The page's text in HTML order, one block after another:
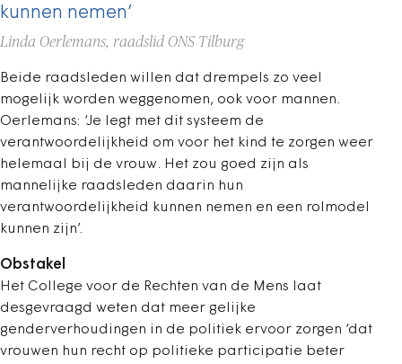
kunnen nemen’
Linda Oerlemans, raadslid ONS Tilburg
Beide raadsleden willen dat drempels zo veel
mogelijk worden weggenomen, ook voor mannen.
Oerlemans: ‘Je legt met dit systeem de
verantwoordelijkheid om voor het kind te zorgen weer
helemaal bij de vrouw. Het zou goed zijn als
mannelijke raadsleden daarin hun
verantwoordelijkheid kunnen nemen en een rolmodel
kunnen zijn’.
Obstakel
Het College voor de Rechten van de Mens laat
desgevraagd weten dat meer gelijke
genderverhoudingen in de politiek ervoor zorgen ‘dat
vrouwen hun recht op politieke participatie beter